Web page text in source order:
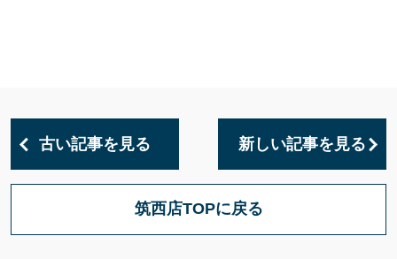
古い記事を見る 新しい記事を見る
筑西店TOPに戻る